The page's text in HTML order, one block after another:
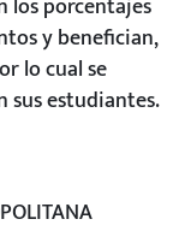
los porcentajes
y benefician,
lo cual se
sus estudiantes.